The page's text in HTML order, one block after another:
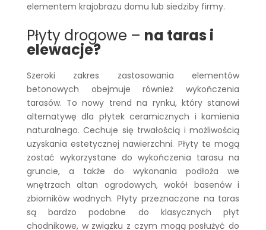
elementem krajobrazu domu lub siedziby firmy.
Płyty drogowe – na taras i
elewacje?
Szeroki zakres zastosowania elementów
betonowych obejmuje również wykończenia
tarasów. To nowy trend na rynku, który stanowi
alternatywę dla płytek ceramicznych i kamienia
naturalnego. Cechuje się trwałością i możliwością
uzyskania estetycznej nawierzchni. Płyty te mogą
zostać wykorzystane do wykończenia tarasu na
gruncie, a także do wykonania podłoża we
wnętrzach altan ogrodowych, wokół basenów i
zbiorników wodnych. Płyty przeznaczone na taras
są bardzo podobne do klasycznych płyt
chodnikowe, w związku z czym mogą posłużyć do